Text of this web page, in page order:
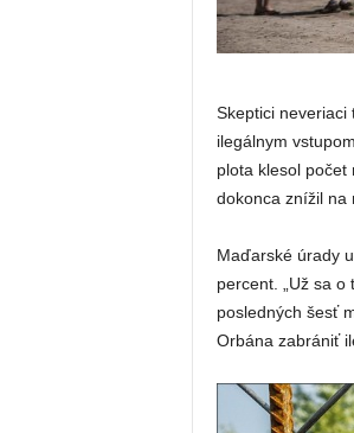
Skeptici
ilegálnym
plota klesol
dokonca znížil na
Maďarské úrady
percent. „Už sa
posledných šesť
Orbána zabrániť